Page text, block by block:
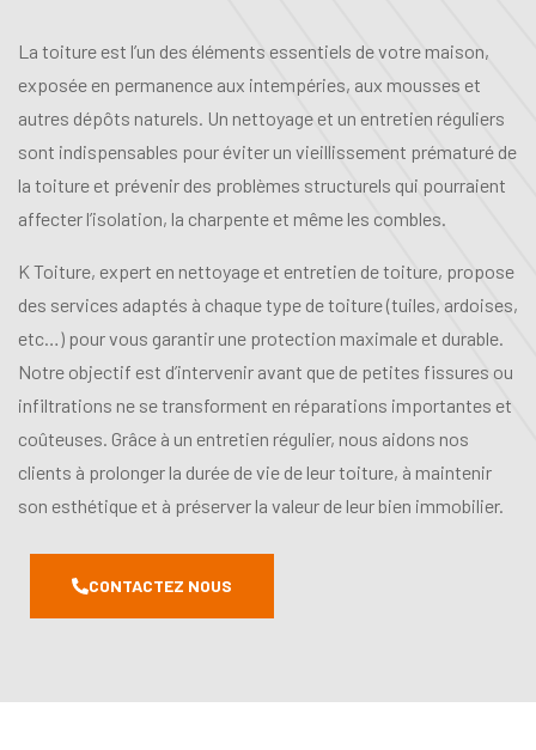
La toiture est l’un des éléments essentiels de votre maison,
exposée en permanence aux intempéries, aux mousses et
autres dépôts naturels. Un nettoyage et un entretien réguliers
sont indispensables pour éviter un vieillissement prématuré de
la toiture et prévenir des problèmes structurels qui pourraient
affecter l’isolation, la charpente et même les combles.
K Toiture, expert en nettoyage et entretien de toiture, propose
des services adaptés à chaque type de toiture (tuiles, ardoises,
etc…) pour vous garantir une protection maximale et durable.
Notre objectif est d’intervenir avant que de petites fissures ou
infiltrations ne se transforment en réparations importantes et
coûteuses. Grâce à un entretien régulier, nous aidons nos
clients à prolonger la durée de vie de leur toiture, à maintenir
son esthétique et à préserver la valeur de leur bien immobilier.
CONTACTEZ NOUS